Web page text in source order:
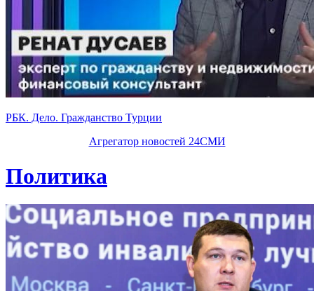
РБК. Дело. Гражданство Турции
Агрегатор новостей 24СМИ
Политика